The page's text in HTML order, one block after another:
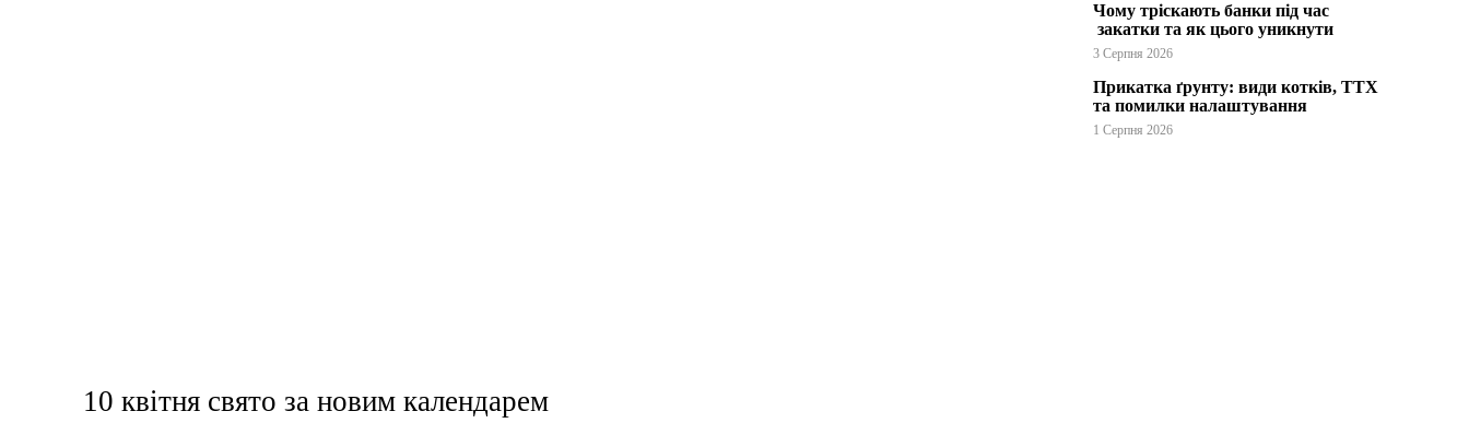
10 квітня свято за новим календарем
Чому тріскають банки під час
закатки та як цього уникнути
3 Серпня 2026
Прикатка ґрунту: види котків, ТТХ
та помилки налаштування
1 Серпня 2026